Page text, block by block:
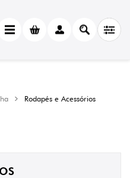
Rodapés e Acessórios